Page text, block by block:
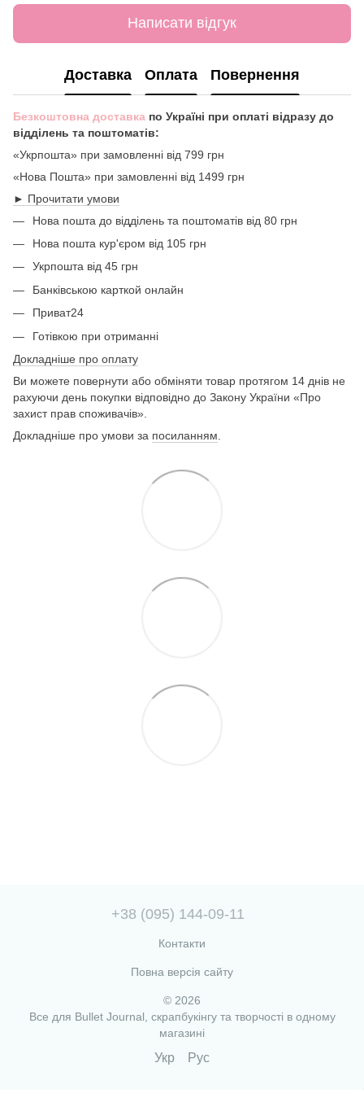
Написати відгук
Доставка Оплата Повернення
Безкоштовна доставка по Україні при оплаті відразу до
відділень та поштоматів:
«Укрпошта» при замовленні від 799 грн
«Нова Пошта» при замовленні від 1499 грн
► Прочитати умови
Нова пошта до відділень та поштоматів від 80 грн
Нова пошта кур'єром від 105 грн
Укрпошта від 45 грн
Банківською карткой онлайн
Приват24
Готівкою при отриманні
Докладніше про оплату
Ви можете повернути або обміняти товар протягом 14 днів не
рахуючи день покупки відповідно до Закону України «Про
захист прав споживачів».
Докладніше про умови за посиланням
+38 (095) 144-09-11
Контакти
Повна версія сайту
© 2026
Все для Bullet Journal, скрапбукінгу та творчості в одному
магазині
Укр Рус